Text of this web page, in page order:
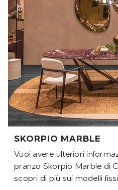
SKORPIO MARBLE
Vuoi avere ulteriori
pranzo Skorpio Marble di
scopri di più sui modelli